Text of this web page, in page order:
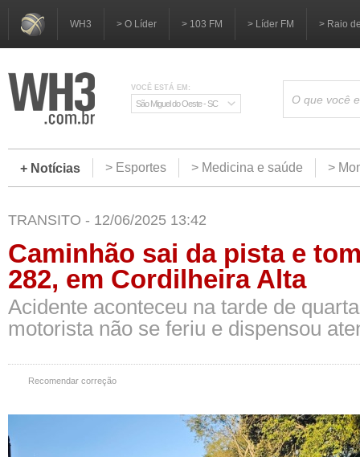
WH3 > O Líder > 103 FM > Líder FM > Raio
VOCÊ ESTÁ EM:
São Miguel do Oeste - SC
+ Notícias > Esportes > Medicina e saúde >
TRANSITO - 12/06/2025 13:42
Caminhão sai da pista e
282, em Cordilheira Alta
Acidente aconteceu na tarde de
motorista não se feriu e dispensou
Recomendar correção